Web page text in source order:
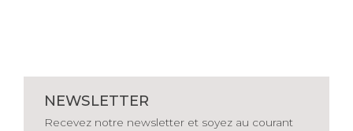
NEWSLETTER
Recevez notre newsletter et soyez au courant